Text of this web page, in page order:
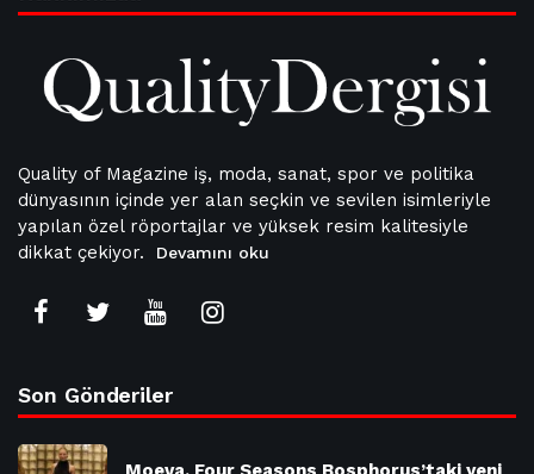
Quality of Magazine iş, moda, sanat, spor ve politika
dünyasının içinde yer alan seçkin ve sevilen isimleriyle
yapılan özel röportajlar ve yüksek resim kalitesiyle
dikkat çekiyor.
Devamını oku
Son Gönderiler